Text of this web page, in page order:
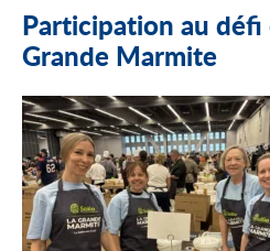
Participation au défi
Grande Marmite